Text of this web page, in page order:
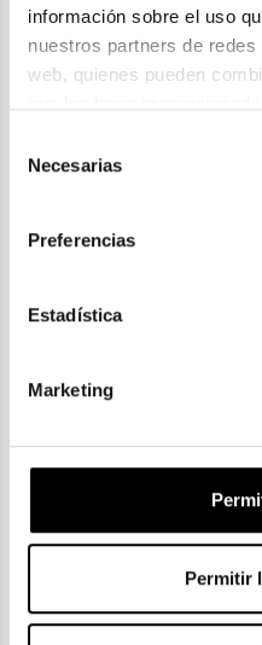
información sobre el uso
nuestros partners de
web, quienes pueden
la política de privacidad en
Necesarias
Preferencias
Estadística
Marketing
Permitir
POLAROID PLD D458
CLICK
PAGO